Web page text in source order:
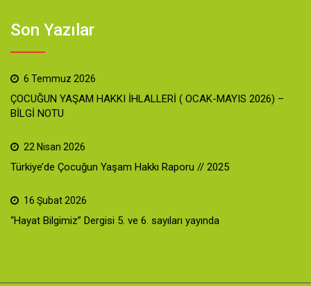
Son Yazılar
6 Temmuz 2026
ÇOCUĞUN YAŞAM HAKKI İHLALLERİ ( OCAK-MAYIS 2026) –
BİLGİ NOTU
22 Nisan 2026
Türkiye’de Çocuğun Yaşam Hakkı Raporu // 2025
16 Şubat 2026
“Hayat Bilgimiz” Dergisi 5. ve 6. sayıları yayında